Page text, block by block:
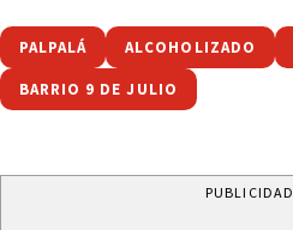
PALPALÁ ALCOHOLIZADO
BARRIO 9 DE JULIO
PUBLICIDAD